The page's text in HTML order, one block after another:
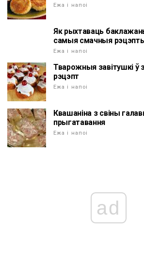
Ежа і напоі
Як рыхтаваць
самыя смачныя
Ежа і напоі
Тварожныя завітушкі ў
рэцэпт
Ежа і напоі
Квашаніна з свіны
прыгатавання
Ежа і напоі
ad